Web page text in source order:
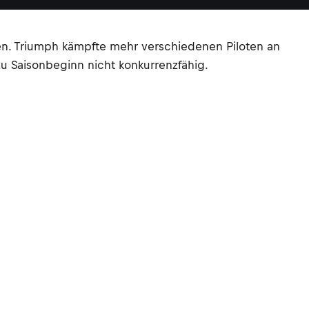
Triumph kämpfte mehr verschiedenen Piloten an
Saisonbeginn nicht konkurrenzfähig.